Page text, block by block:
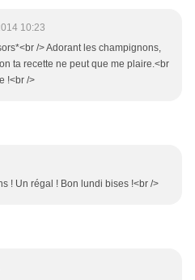
10:23
/> Adorant les champignons,
ta recette ne peut que me plaire.<br
!<br />
! Un régal ! Bon lundi bises !<br />